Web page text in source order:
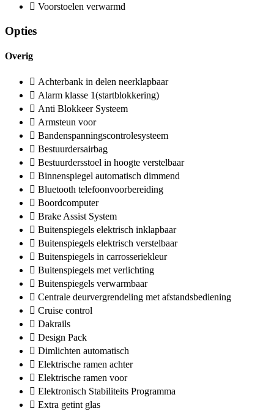
Voorstoelen verwarmd
Opties
Overig
Achterbank in delen neerklapbaar
Alarm klasse 1(startblokkering)
Anti Blokkeer Systeem
Armsteun voor
Bandenspanningscontrolesysteem
Bestuurdersairbag
Bestuurdersstoel in hoogte verstelbaar
Binnenspiegel automatisch dimmend
Bluetooth telefoonvoorbereiding
Boordcomputer
Brake Assist System
Buitenspiegels elektrisch inklapbaar
Buitenspiegels elektrisch verstelbaar
Buitenspiegels in carrosseriekleur
Buitenspiegels met verlichting
Buitenspiegels verwarmbaar
Centrale deurvergrendeling met afstandsbediening
Cruise control
Dakrails
Design Pack
Dimlichten automatisch
Elektrische ramen achter
Elektrische ramen voor
Elektronisch Stabiliteits Programma
Extra getint glas